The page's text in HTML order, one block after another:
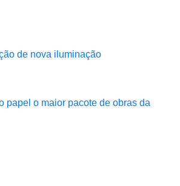
de nova iluminação
papel o maior pacote de obras da